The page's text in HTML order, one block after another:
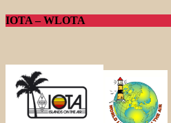
IOTA – WLOTA